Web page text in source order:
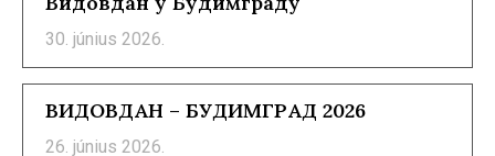
30. június 2026.
ВИДОВДАН – БУДИМГРАД 2026
26. június 2026.